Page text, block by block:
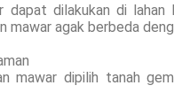
dapat dilakukan di
mawar agak berbeda
mawar dipilih tanah